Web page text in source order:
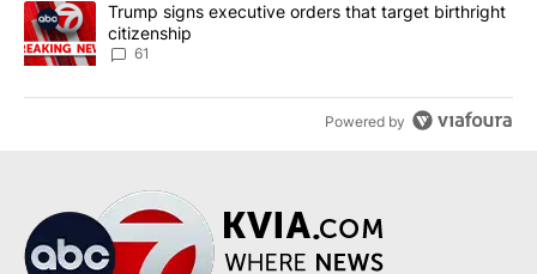
A trending article titled "Trump signs executive orders that
Trump signs executive orders that target birthright
citizenship
61
Powered by